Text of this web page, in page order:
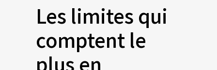
Les limites qui
comptent le
plus en